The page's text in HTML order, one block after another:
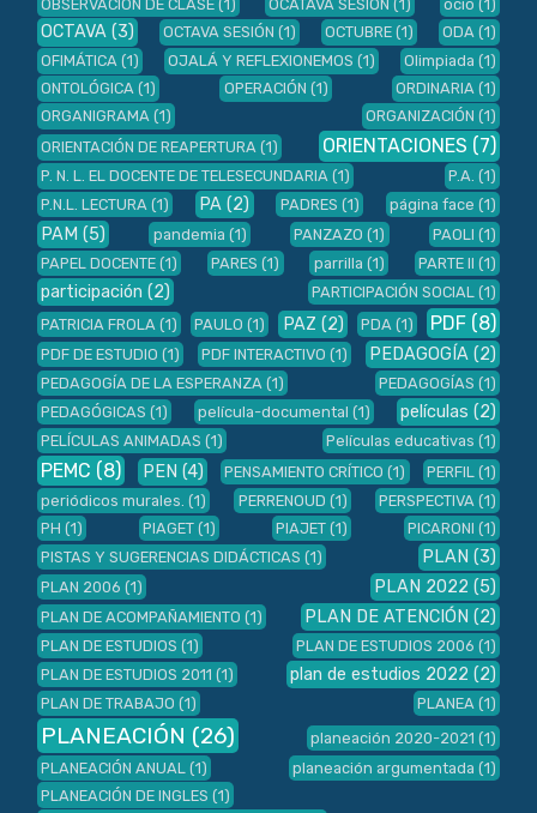
OBSERVACIÓN DE CLASE (1) OCATAVA SESIÓN (1) ocio (1)
OCTAVA (3) OCTAVA SESIÓN (1) OCTUBRE (1) ODA (1)
OFIMÁTICA (1) OJALÁ Y REFLEXIONEMOS (1) Olimpiada (1)
ONTOLÓGICA (1) OPERACIÓN (1) ORDINARIA (1)
ORGANIGRAMA (1) ORGANIZACIÓN (1)
ORIENTACIÓN DE REAPERTURA (1) ORIENTACIONES (7)
P. N. L. EL DOCENTE DE TELESECUNDARIA (1) P.A. (1)
P.N.L. LECTURA (1) PA (2) PADRES (1) página face (1)
PAM (5) pandemia (1) PANZAZO (1) PAOLI (1)
PAPEL DOCENTE (1) PARES (1) parrilla (1) PARTE II (1)
participación (2) PARTICIPACIÓN SOCIAL (1)
PATRICIA FROLA (1) PAULO (1) PAZ (2) PDA (1) PDF (8)
PDF DE ESTUDIO (1) PDF INTERACTIVO (1) PEDAGOGÍA (2)
PEDAGOGÍA DE LA ESPERANZA (1) PEDAGOGÍAS (1)
PEDAGÓGICAS (1) película-documental (1) películas (2)
PELÍCULAS ANIMADAS (1) Películas educativas (1)
PEMC (8) PEN (4) PENSAMIENTO CRÍTICO (1) PERFIL (1)
periódicos murales. (1) PERRENOUD (1) PERSPECTIVA (1)
PH (1) PIAGET (1) PIAJET (1) PICARONI (1)
PISTAS Y SUGERENCIAS DIDÁCTICAS (1) PLAN (3)
PLAN 2006 (1) PLAN 2022 (5)
PLAN DE ACOMPAÑAMIENTO (1) PLAN DE ATENCIÓN (2)
PLAN DE ESTUDIOS (1) PLAN DE ESTUDIOS 2006 (1)
PLAN DE ESTUDIOS 2011 (1) plan de estudios 2022 (2)
PLAN DE TRABAJO (1) PLANEA (1)
PLANEACIÓN (26) planeación 2020-2021 (1)
PLANEACIÓN ANUAL (1) planeación argumentada (1)
PLANEACIÓN DE INGLES (1)